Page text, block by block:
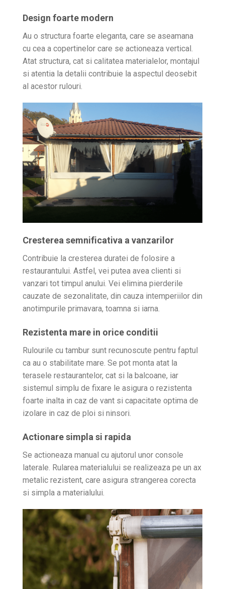
Design foarte modern
Au o structura foarte eleganta, care se aseamana
cu cea a copertinelor care se actioneaza vertical.
Atat structura, cat si calitatea materialelor, montajul
si atentia la detalii contribuie la aspectul deosebit
al acestor rulouri.
Cresterea semnificativa a vanzarilor
Contribuie la cresterea duratei de folosire a
restaurantului. Astfel, vei putea avea clienti si
vanzari tot timpul anului. Vei elimina pierderile
cauzate de sezonalitate, din cauza intemperiilor din
anotimpurile primavara, toamna si iarna.
Rezistenta mare in orice conditii
Rulourile cu tambur sunt recunoscute pentru faptul
ca au o stabilitate mare. Se pot monta atat la
terasele restaurantelor, cat si la balcoane, iar
sistemul simplu de fixare le asigura o rezistenta
foarte inalta in caz de vant si capacitate optima de
izolare in caz de ploi si ninsori.
Actionare simpla si rapida
Se actioneaza manual cu ajutorul unor console
laterale. Rularea materialului se realizeaza pe un ax
metalic rezistent, care asigura strangerea corecta
si simpla a materialului.